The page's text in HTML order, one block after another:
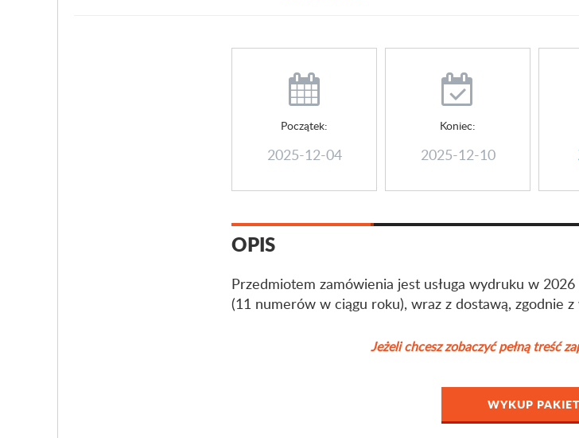
Początek:
2025-12-04
Koniec:
2025-12-10
OPIS
Przedmiotem zamówienia jest usługa wydruku w
(11 numerów w ciągu roku), wraz z dostawą, zgodnie z
Jeżeli chcesz zobaczyć pełną treść
WYKUP PAKIET